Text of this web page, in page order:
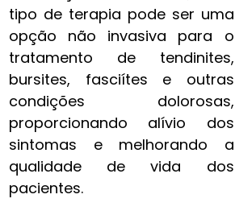
tipo de terapia pode ser uma
opção não invasiva para o
tratamento de tendinites,
bursites, fasciítes e outras
condições dolorosas,
proporcionando alívio dos
sintomas e melhorando a
qualidade de vida dos
pacientes.